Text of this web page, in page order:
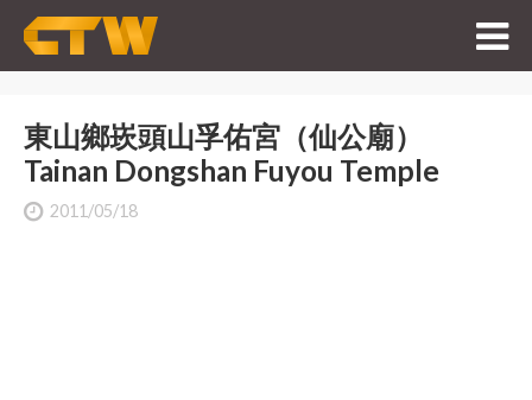
東山鄉崁頭山孚佑宮（仙公廟）
Tainan Dongshan Fuyou Temple
2011/05/18